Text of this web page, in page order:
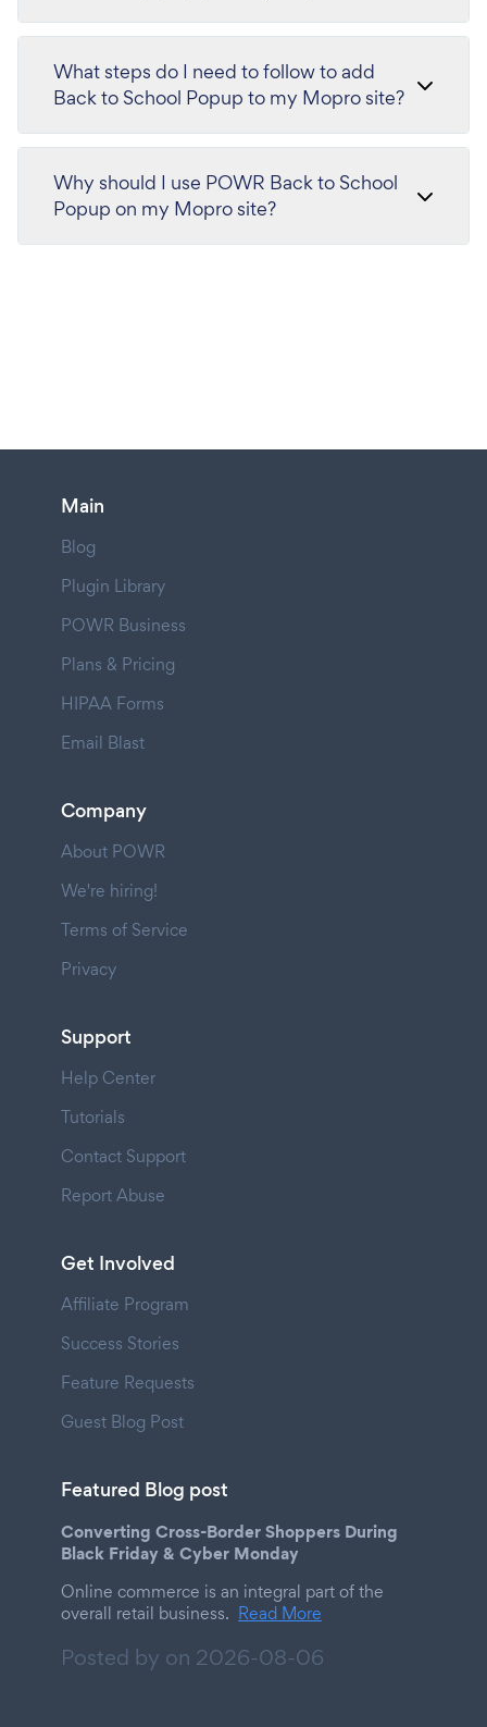
What steps do I need to follow to add
Back to School Popup to my Mopro site?
Why should I use POWR Back to School
Popup on my Mopro site?
Main
Blog
Plugin Library
POWR Business
Plans & Pricing
HIPAA Forms
Email Blast
Company
About POWR
We're hiring!
Terms of Service
Privacy
Support
Help Center
Tutorials
Contact Support
Report Abuse
Get Involved
Affiliate Program
Success Stories
Feature Requests
Guest Blog Post
Featured Blog post
Converting Cross-Border Shoppers During
Black Friday & Cyber Monday
Online commerce is an integral part of the
overall retail business. Read More
Posted by on 2026-08-06